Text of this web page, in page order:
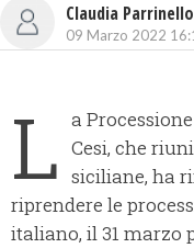
Claudia Parrinello
09 Marzo 2022
L a
Cesi, che
siciliane, ha
riprendere le
italiano, il 31 marzo